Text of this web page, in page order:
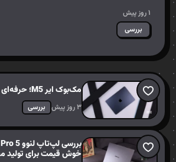
عرصه…۱ روز پیش
بررسی
مک‌بوک ایر M5؛ حرفه‌ای اما برای همه!
۳ روز پیش بررسی
خوش قیمت برای تولید